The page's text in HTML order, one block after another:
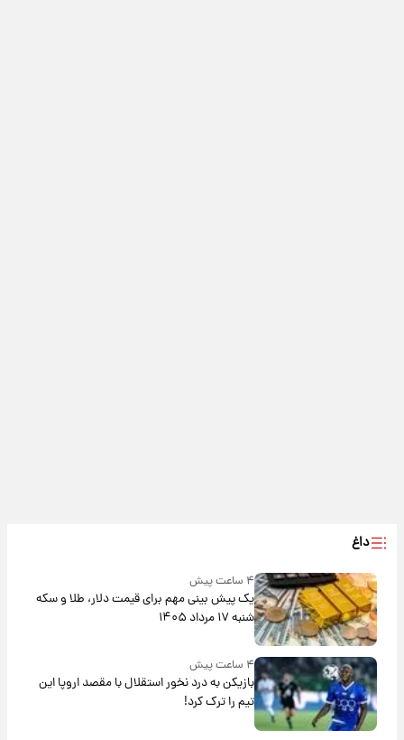
داغ
۴ ساعت پیش
یک پیش ‌بینی مهم برای قیمت دلار، طلا و سکه
شنبه ۱۷ مرداد ۱۴۰۵
۴ ساعت پیش
بازیکن به درد نخور استقلال با مقصد اروپا این
تیم را ترک کرد!